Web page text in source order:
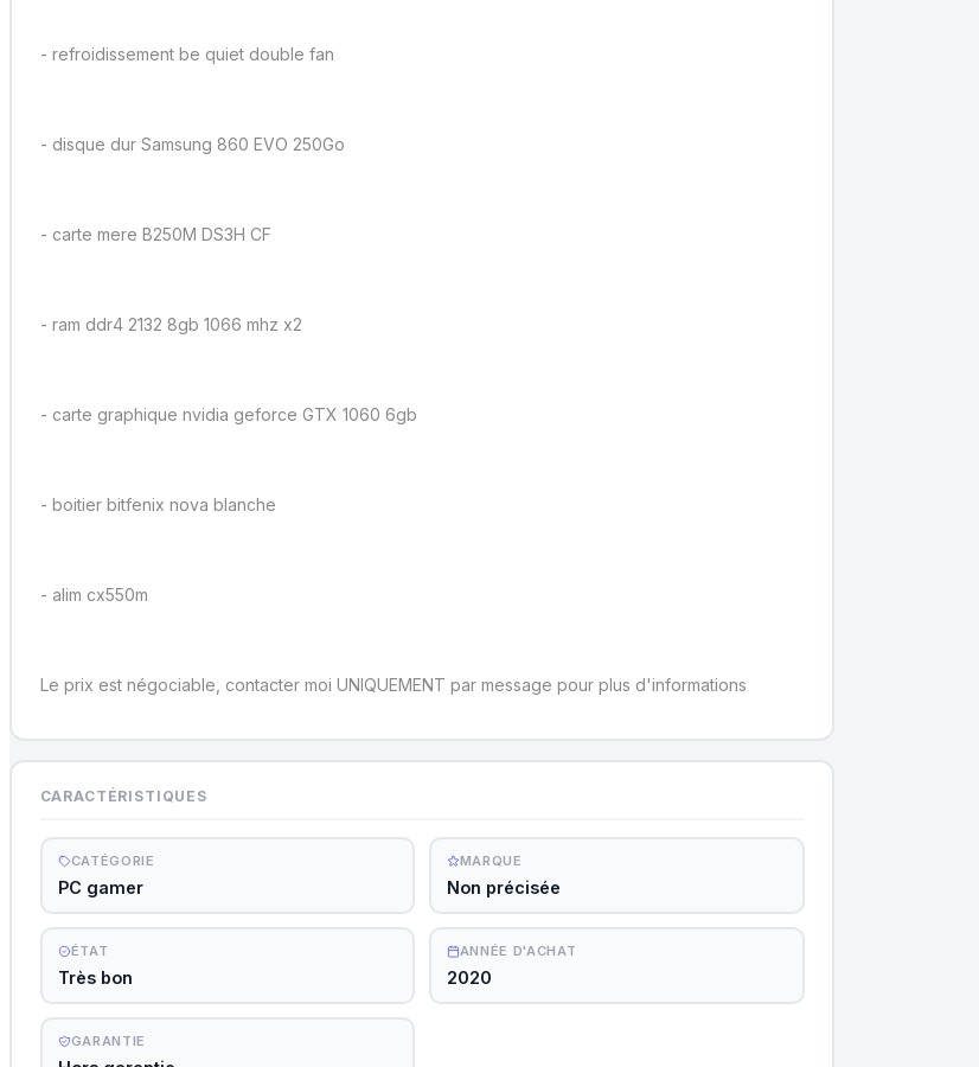
- refroidissement be quiet double fan
- disque dur Samsung 860 EVO 250Go
- carte mere B250M DS3H CF
- ram ddr4 2132 8gb 1066 mhz x2
- carte graphique nvidia geforce GTX 1060 6gb
- boitier bitfenix nova blanche
- alim cx550m
Le prix est négociable, contacter moi UNIQUEMENT par message pour plus d'informations
CARACTÉRISTIQUES
CATÉGORIE
PC gamer
MARQUE
Non précisée
ÉTAT
Très bon
ANNÉE D'ACHAT
2020
GARANTIE